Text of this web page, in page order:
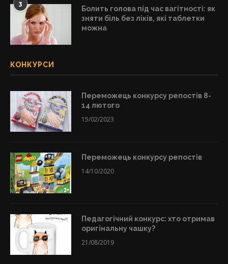
3
Болить голова під час вагітності: як
зняти біль без ліків, які таблетки
можна
КОНКУРСИ
Переможець конкурсу репостів 8-
14 лютого
15/02/2023
Переможець конкурсу репостів
14/10/2020
Педагогічний конкурс: хто отримав
оригінальну чашку?
21/08/2019